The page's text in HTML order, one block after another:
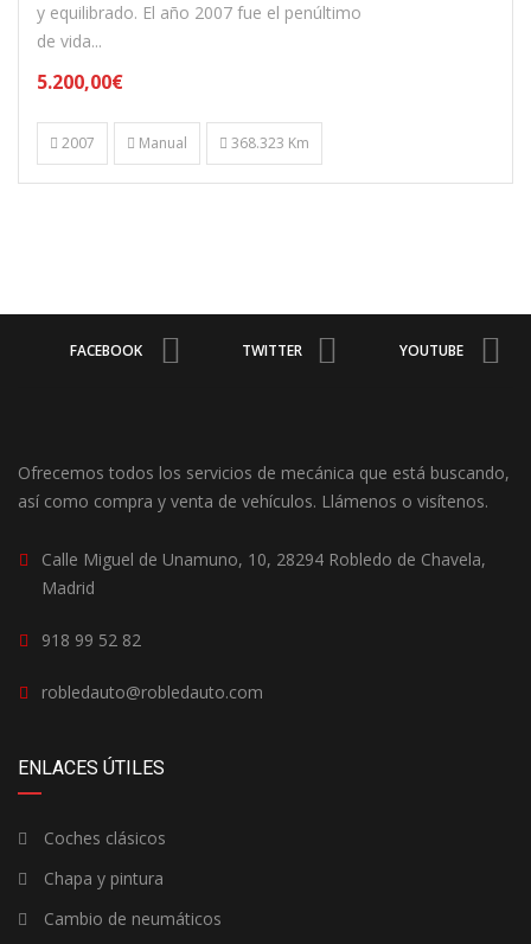
y equilibrado. El año 2007 fue el penúltimo
de vida...
5.200,00€
2007 Manual 368.323 Km
FACEBOOK TWITTER YOUTUBE
Ofrecemos todos los servicios de mecánica que está buscando,
así como compra y venta de vehículos. Llámenos o visítenos.
Calle Miguel de Unamuno, 10, 28294 Robledo de Chavela,
Madrid
918 99 52 82
robledauto@robledauto.com
ENLACES ÚTILES
Coches clásicos
Chapa y pintura
Cambio de neumáticos